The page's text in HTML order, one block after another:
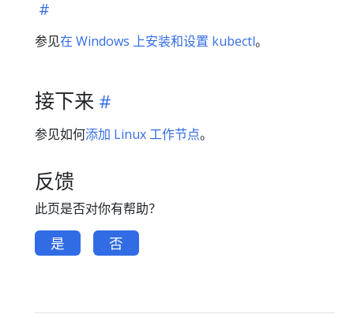
参见在 Windows 上安装和设置 kubectl。
接下来
参见如何添加 Linux 工作节点。
反馈
此页是否对你有帮助？
是 否